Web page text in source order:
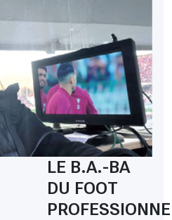
LE B.A.-BA
DU FOOT